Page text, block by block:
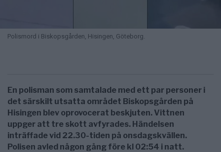
Polismord i Biskopsgården, Hisingen, Göteborg.
En polisman som samtalade med ett par personer i
det särskilt utsatta området Biskopsgården på
Hisingen blev oprovocerat beskjuten. Vittnen
uppger att tre skott avfyrades. Händelsen
inträffade vid 22.30-tiden på onsdagskvällen.
Polisen avled någon gång före kl 02:54 i natt.